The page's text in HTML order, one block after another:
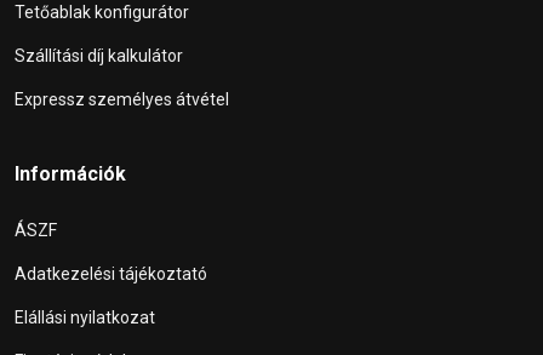
Tetőablak konfigurátor
Szállítási díj kalkulátor
Expressz személyes átvétel
Információk
ÁSZF
Adatkezelési tájékoztató
Elállási nyilatkozat